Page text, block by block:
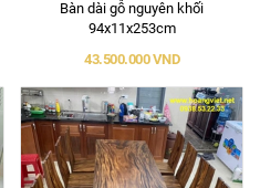
Bàn dài gỗ nguyên khối
94x11x253cm
43.500.000 VND